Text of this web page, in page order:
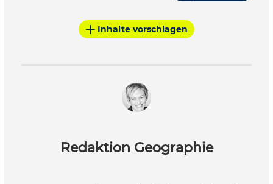
Inhalte vorschlagen
Redaktion Geographie